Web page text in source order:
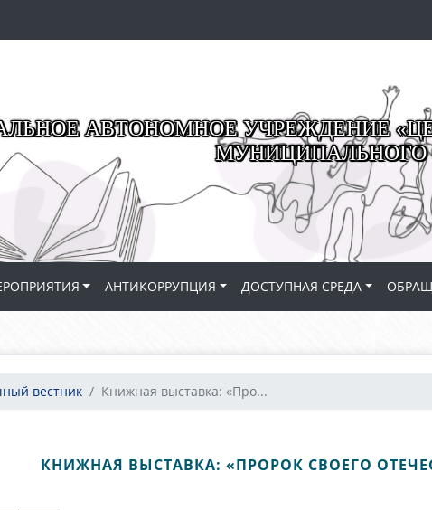
АВТОНОМНОЕ УЧРЕЖДЕНИЕ
МУНИЦИПАЛЬНОГО
АНТИКОРРУПЦИЯ ДОСТУПНАЯ СРЕДА
вестник Книжная выставка: «Про...
КНИЖНАЯ ВЫСТАВКА: «ПРОРОК СВОЕГО